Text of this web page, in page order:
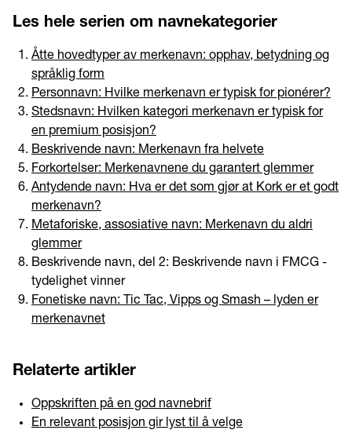
Les hele serien om navnekategorier
Åtte hovedtyper av merkenavn: opphav, betydning og
språklig form
Personnavn: Hvilke merkenavn er typisk for pionérer?
Stedsnavn: Hvilken kategori merkenavn er typisk for
en premium posisjon?
Beskrivende navn: Merkenavn fra helvete
Forkortelser: Merkenavnene du garantert glemmer
Antydende navn: Hva er det som gjør at Kork er et godt
merkenavn?
Metaforiske, assosiative navn: Merkenavn du aldri
glemmer
Beskrivende navn, del 2: Beskrivende navn i FMCG -
tydelighet vinner
Fonetiske navn: Tic Tac, Vipps og Smash – lyden er
merkenavnet
Relaterte artikler
Oppskriften på en god navnebrif
En relevant posisjon gir lyst til å velge